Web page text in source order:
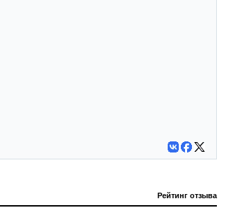
Рейтинг отзыва